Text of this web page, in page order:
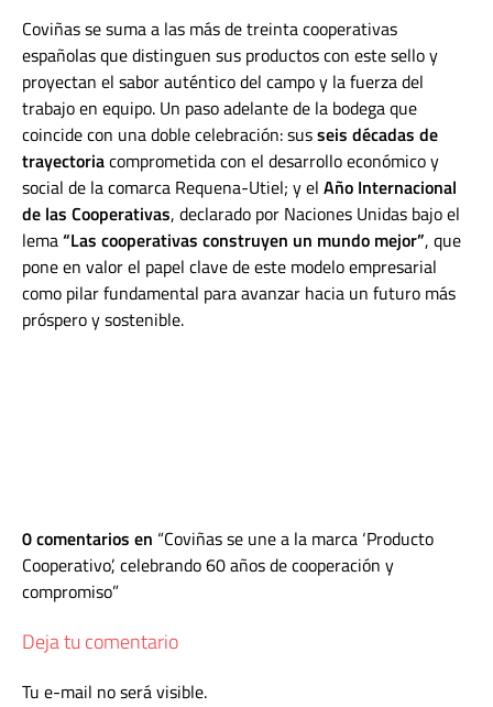
Coviñasse suma a las más detreinta cooperativas
españolasque distinguen sus productos con este sello y
proyectan el sabor auténticodel campo y la fuerza del
trabajo en equipo. Un paso adelante de la bodega que
coincide con una doble celebración: susseis décadas de
trayectoriacomprometida con el desarrollo económico y
social de la comarca Requena-Utiel; y el Año Internacional
de las Cooperativas, declarado por Naciones Unidas bajo el
lema“Las cooperativas construyen un mundo mejor”, que
pone en valor el papel clave de este modelo empresarial
como pilar fundamental para avanzar hacia un futuro más
próspero y sostenible.
0 comentarios en Coviñas se une a la marca ‘Producto
Cooperativo’, celebrando 60 años de cooperación y
compromiso
Deja tu comentario
Tu e-mail no será visible.